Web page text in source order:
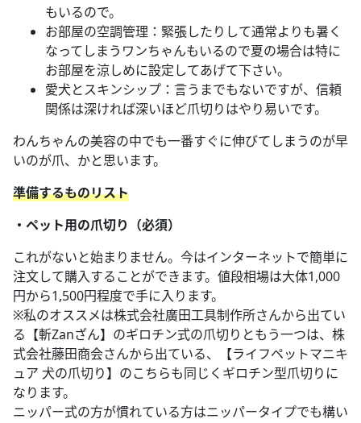
もいるので。
お部屋の空調管理：緊張したりして通常よりも暑く
なってしまうワンちゃんもいるので夏の場合は特に
お部屋を涼しめに設定してあげて下さい。
愛犬とスキンシップ：言うまでもないですが、信頼
関係は深ければ深いほど爪切りはやり易いです。
わんちゃんの美容の中でも一番すぐに伸びてしまうのが早
いのが爪、かと思います。
準備するものリスト
・ペット用の爪切り（必須）
これがないと始まりません。今はインターネットで簡単に
注文して購入することができます。値段相場は大体1,000
円から1,500円程度で手に入ります。
※私のオススメは株式会社廣田工具制作所さんから出てい
る【斬Zanざん】のギロチン式の爪切りともう一つは、株
式会社藤田商会さんから出ている、【ライフペットマニキ
ュア 犬の爪切り】のこちらも同じくギロチン型爪切りに
なります。
ニッパー式の方が慣れている方はニッパータイプでも構い